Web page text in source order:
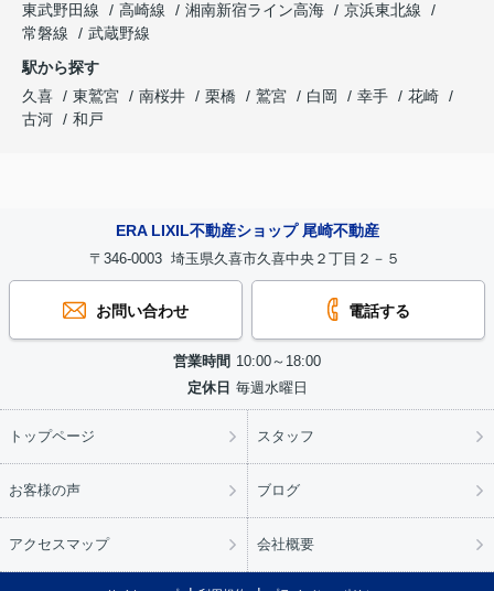
東武野田線
高崎線 湘南新宿ライン高海
京浜東北線
常磐線
武蔵野線
駅から探す
久喜
東鷲宮 南桜井 栗橋 鷲宮 白岡 幸手
花崎
古河
和戸
ERA LIXIL不動産ショップ 尾崎不動産
〒346-0003 埼玉県久喜市久喜中央２丁目２－５
お問い合わせ 電話する
営業時間 10:00～18:00
定休日 毎週水曜日
トップページ スタッフ
お客様の声 ブログ
アクセスマップ 会社概要